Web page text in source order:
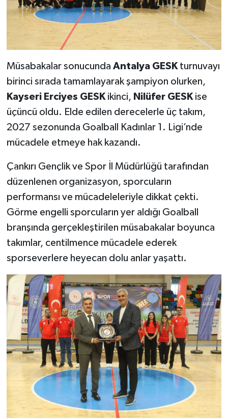
Müsabakalar sonucunda Antalya GESKturnuvayı
birinci sırada tamamlayarak şampiyon olurken,
Kayseri Erciyes GESKikinci, Nilüfer GESKise
üçüncü oldu. Elde edilen derecelerle üç takım,
2027 sezonunda Goalball Kadınlar 1. Ligi’nde
mücadele etmeye hak kazandı.
Çankırı Gençlik ve Spor İl Müdürlüğü tarafından
düzenlenen organizasyon, sporcuların
performansı ve mücadeleleriyle dikkat çekti.
Görme engelli sporcuların yer aldığı Goalball
branşında gerçekleştirilen müsabakalar boyunca
takımlar, centilmence mücadele ederek
sporseverlere heyecan dolu anlar yaşattı.